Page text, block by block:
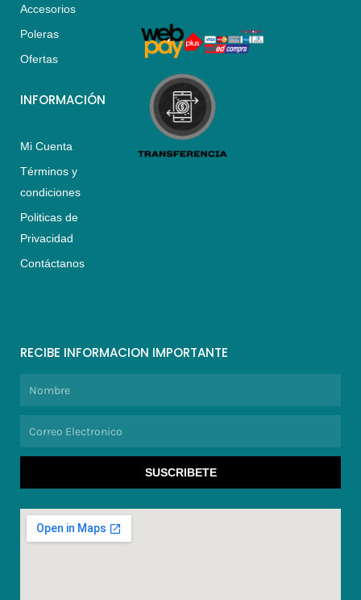
Accesorios
Poleras
Ofertas
INFORMACIÓN
Mi Cuenta
Términos y
condiciones
Politicas de
Privacidad
Contáctanos
p
a
m
k
RECIBE INFORMACION IMPORTANTE
SUSCRIBETE